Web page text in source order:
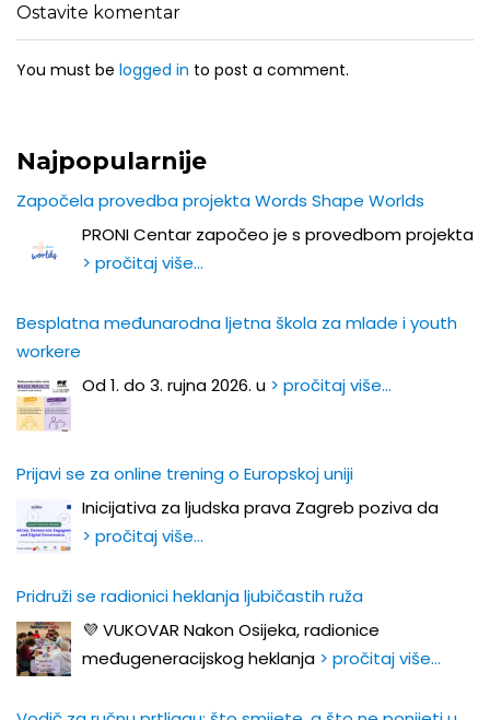
Ostavite komentar
You must be logged in to post a comment.
Najpopularnije
Započela provedba projekta Words Shape Worlds
PRONI Centar započeo je s provedbom projekta
> pročitaj više…
Besplatna međunarodna ljetna škola za mlade i youth
workere
Od 1. do 3. rujna 2026. u > pročitaj više…
Prijavi se za online trening o Europskoj uniji
Inicijativa za ljudska prava Zagreb poziva da
> pročitaj više…
Pridruži se radionici heklanja ljubičastih ruža
💜 VUKOVAR Nakon Osijeka, radionice
međugeneracijskog heklanja > pročitaj više…